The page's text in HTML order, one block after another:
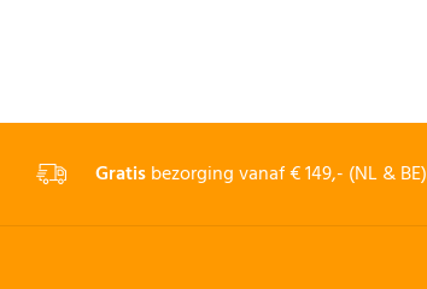
Gratisbezorging vanaf € 149,- (NL & BE)